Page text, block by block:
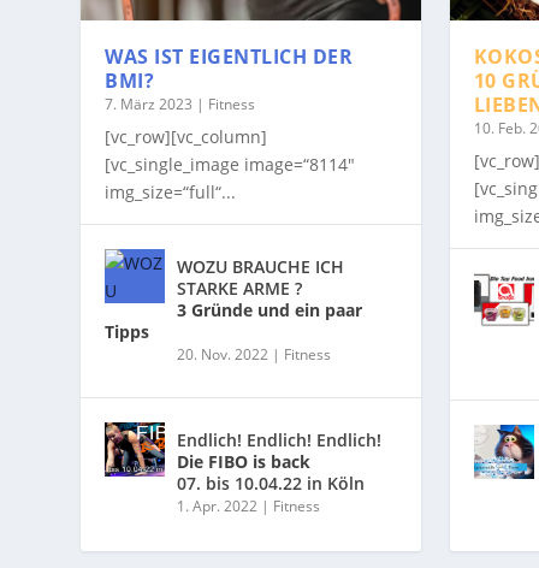
WAS IST EIGENTLICH DER
BMI?
7. März 2023 | Fitness
[vc_row][vc_column]
[vc_single_image image=“8114″
img_size=“full“...
WOZU BRAUCHE ICH
STARKE ARME ?
3 Gründe und ein paar
Tipps
20. Nov. 2022 | Fitness
Endlich! Endlich! Endlich!
Die FIBO is back
07. bis 10.04.22 in Köln
1. Apr. 2022 | Fitness
10
10. Feb.